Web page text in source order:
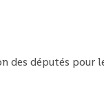
des députés pour